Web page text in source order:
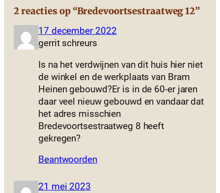
2 reacties op “Bredevoortsestraatweg 12”
17 december 2022
gerrit schreurs
Is na het verdwijnen van dit huis hier niet
de winkel en de werkplaats van Bram
Heinen gebouwd?Er is in de 60-er jaren
daar veel nieuw gebouwd en vandaar dat
het adres misschien
Bredevoortsestraatweg 8 heeft
gekregen?
Beantwoorden
21 mei 2023